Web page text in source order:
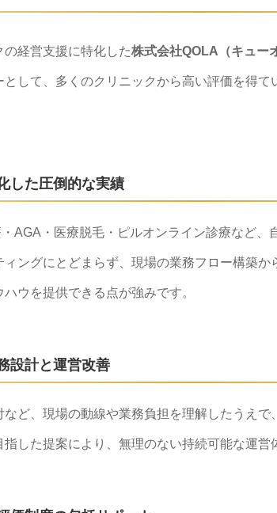
の経営支援に特化した株式会社QOLA（キュー
して、多くのクリニックから高い評価を得
した圧倒的な実績
AGA・医療脱毛・ピルオンライン診療など
ィングにとどまらず、現場の業務フロー構築
ウを提供できる点が強みです。
設計と運営改善
など、現場の動線や業務負担を理解したうえ
した提案により、無理のない持続可能な運営